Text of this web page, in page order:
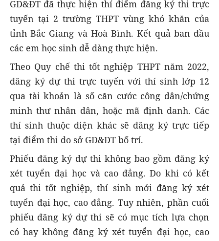
GD&ĐT đã thực hiện thí điểm đăng ký thi trực
tuyến tại 2 trường THPT vùng khó khăn của
tỉnh Bắc Giang và Hoà Bình. Kết quả ban đầu
các em học sinh dễ dàng thực hiện.
Theo Quy chế thi tốt nghiệp THPT năm 2022,
đăng ký dự thi trực tuyến với thí sinh lớp 12
qua tài khoản là số căn cước công dân/chứng
minh thư nhân dân, hoặc mã định danh. Các
thí sinh thuộc diện khác sẽ đăng ký trực tiếp
tại điểm thi do sở GD&ĐT bố trí.
Phiếu đăng ký dự thi không bao gồm đăng ký
xét tuyển đại học và cao đẳng. Do khi có kết
quả thi tốt nghiệp, thí sinh mới đăng ký xét
tuyển đại học, cao đẳng. Tuy nhiên, phần cuối
phiếu đăng ký dự thi sẽ có mục tích lựa chọn
có hay không đăng ký xét tuyển đại học, cao